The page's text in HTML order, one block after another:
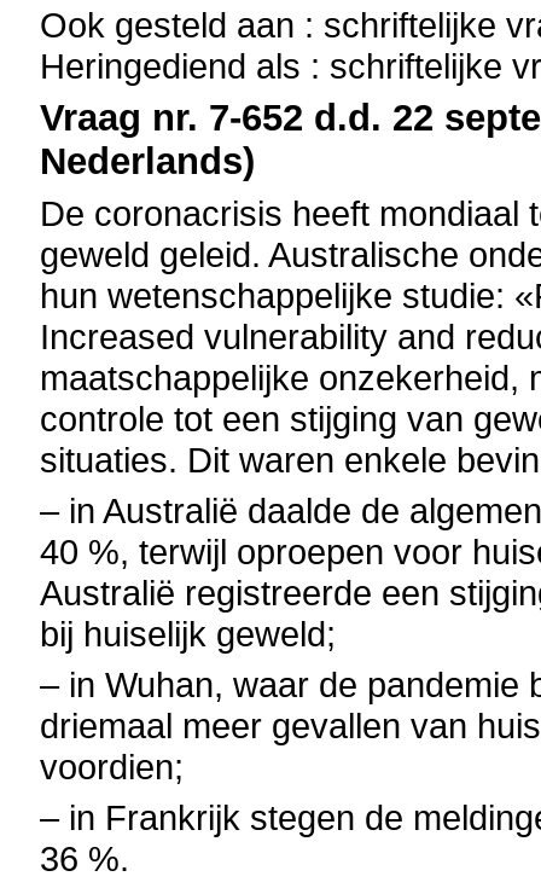
Ook gesteld aan : schriftelijke
Heringediend als : schriftelijke
Vraag nr. 7-652 d.d. 22
Nederlands)
De coronacrisis heeft mondiaal
geweld geleid. Australische
hun wetenschappelijke studie:
Increased vulnerability and
maatschappelijke onzekerheid,
controle tot een stijging van
situaties. Dit waren enkele
– in Australië daalde de
40 %, terwijl oproepen voor
Australië registreerde een
bij huiselijk geweld;
– in Wuhan, waar de pandemie
driemaal meer gevallen van
voordien;
– in Frankrijk stegen de
36 %.